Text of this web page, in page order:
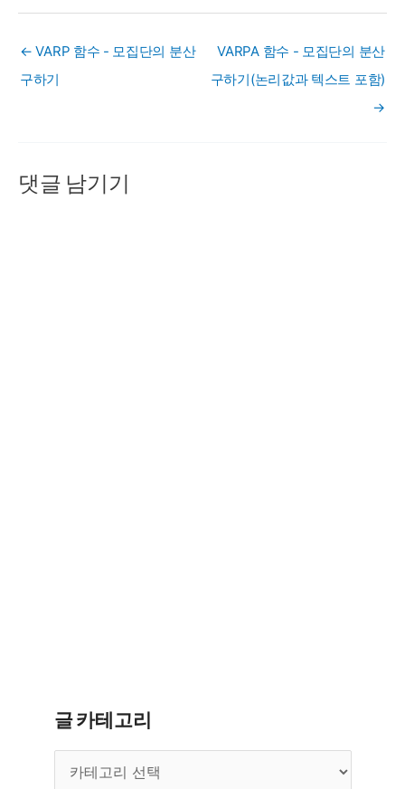
← VARP 함수 - 모집단의 분산
구하기
VARPA 함수 - 모집단의 분산
구하기(논리값과 텍스트 포함)
→
댓글 남기기
글 카테고리